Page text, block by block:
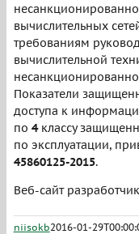
вычислительных
требованиям
вычислительной
Показатели
доступа к
по 4классу
по эксплуатации,
45860125-2015.
Веб-сайт
niisokb2016-01-